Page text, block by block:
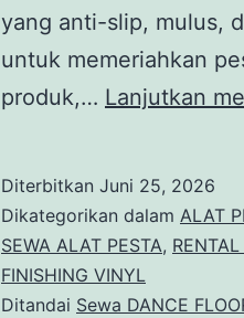
yang anti-slip, mulus,
untuk memeriahkan
produk,… Lanjutkan
Diterbitkan Juni 25, 2026
Dikategorikan dalam ALAT
SEWA ALAT PESTA,
FINISHING VINYL
Ditandai Sewa DANCE